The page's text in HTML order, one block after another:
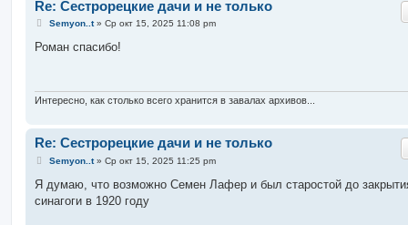
Re: Сестрорецкие дачи и не только
С
о
и
Semyon..t» Ср окт 15, 2025 11:08 pm
Роман спасибо!
Интересно, как столько всего хранится в завалах архивов...
Re: Сестрорецкие дачи и не только
С
о
б
щ
Semyon..t» Ср окт 15, 2025 11:25 pm
Я думаю, что возможно Семен Лафер и был старостой до
синагоги в 1920 году